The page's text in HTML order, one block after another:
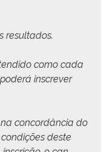
resultados.
como cada
inscr­ev­er
con­cordân­cia do
deste